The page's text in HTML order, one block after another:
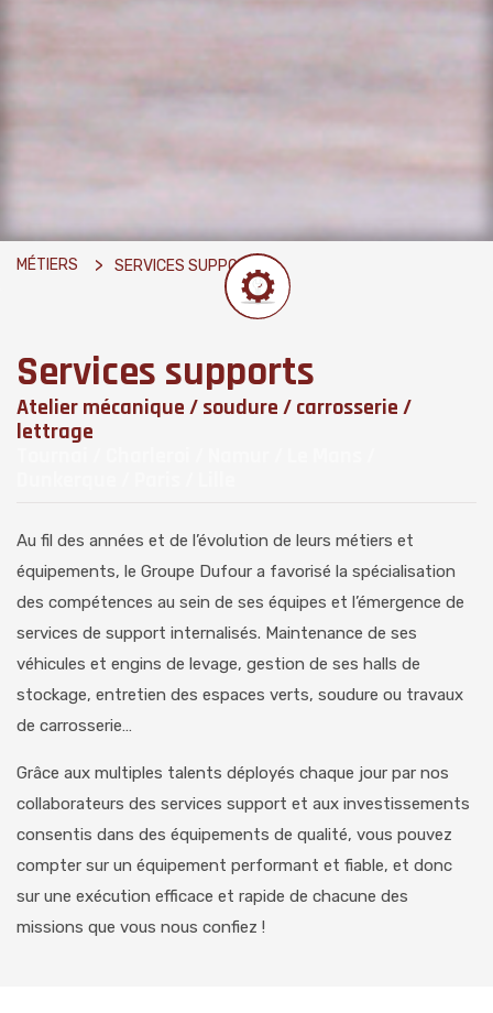
MÉTIERS SERVICES SUPPORTS
Services supports
Atelier mécanique / soudure / carrosserie /
lettrage
Au fil des années et de l’évolution de leurs métiers et
équipements, le Groupe Dufour a favorisé la spécialisation
des compétences au sein de ses équipes et l’émergence de
services de support internalisés. Maintenance de ses
véhicules et engins de levage, gestion de ses halls de
stockage, entretien des espaces verts, soudure ou travaux
de carrosserie…
Grâce aux multiples talents déployés chaque jour par nos
collaborateurs des services support et aux investissements
consentis dans des équipements de qualité, vous pouvez
compter sur un équipement performant et fiable, et donc
sur une exécution efficace et rapide de chacune des
missions que vous nous confiez !